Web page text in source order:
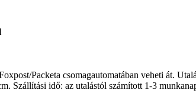
Packeta csomagautomatában veheti át.
Szállítási idő: az utalástól számított 1-3